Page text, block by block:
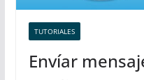
TUTORIALES
Envíar